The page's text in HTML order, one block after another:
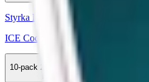
Styrka Normal · Slim
ICE Cool Mint 6 mg
10-pack 285,50 kr